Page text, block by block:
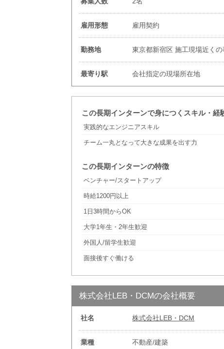
雇用形態 雇用契約
勤務地 東京都新宿区 施工現場近く
最寄り駅 会社指定の現場所在地
この長期インターンで身につくスキル・経
実践的なエンジニアスキル
チーム一丸となって大きな成果を出す力
この長期インターンの特徴
ベンチャー/スタートアップ
時給1200円以上
1日3時間からOK
大学1年生・2年生歓迎
外国人/留学生歓迎
面接後すぐ働ける
株式会社LEB・DCMの会社概要
社名 株式会社LEB・DCM
業種 不動産/建築